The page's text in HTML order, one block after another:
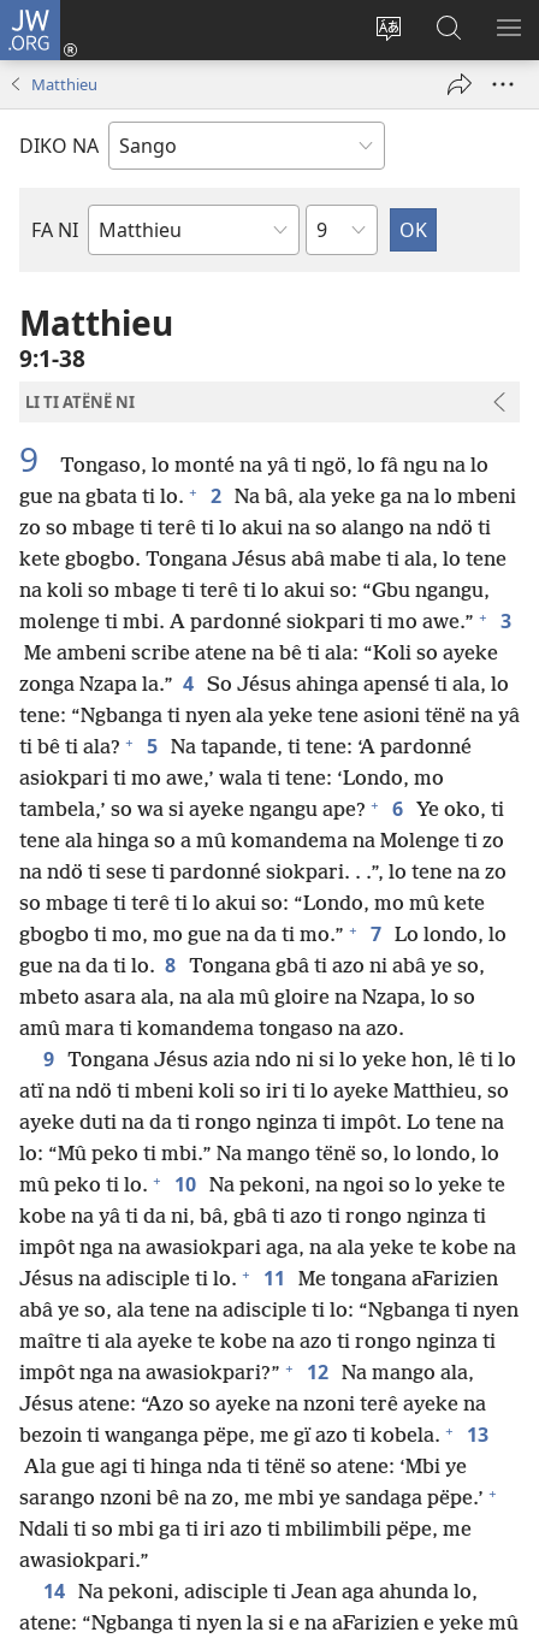
JW.ORG
Changé
na
ndö
connecté
fini
Gingo
aye
na
FA
Matthieu
DIKO NA
FA NI
Mbeti
Bible
Chapitre
Matthieu
9:1-38
LI TI ATËNË NI
9
Tongaso, lo monté na yâ ti ngö, lo fâ ngu na lo
gue na gbata ti lo. + 2 Na bâ, ala yeke ga na lo mbeni
zo so mbage ti terê ti lo akui na so alango na ndö ti
kete gbogbo. Tongana Jésus abâ mabe ti ala, lo tene
na koli so mbage ti terê ti lo akui so: “Gbu ngangu,
molenge ti mbi. A pardonné siokpari ti mo awe.” + 3
Me ambeni scribe atene na bê ti ala: “Koli so ayeke
zonga Nzapa la.” 4 So Jésus ahinga apensé ti ala, lo
tene: “Ngbanga ti nyen ala yeke tene asioni tënë na yâ
ti bê ti ala? + 5 Na tapande, ti tene: ‘A pardonné
asiokpari ti mo awe,’ wala ti tene: ‘Londo, mo
tambela,’ so wa si ayeke ngangu ape? + 6
Ye oko, ti
tene ala hinga so a mû komandema na Molenge ti zo
na ndö ti sese ti pardonné siokpari. . .”, lo tene na zo
so mbage ti terê ti lo akui so: “Londo, mo mû kete
gbogbo ti mo, mo gue na da ti mo.” + 7 Lo londo, lo
gue na da ti lo. 8 Tongana gbâ ti azo ni abâ ye so,
mbeto asara ala, na ala mû gloire na Nzapa, lo so
amû mara ti komandema tongaso na azo.
9 Tongana Jésus azia ndo ni si lo yeke hon, lê ti lo
atï na ndö ti mbeni koli so iri ti lo ayeke Matthieu, so
ayeke duti na da ti rongo nginza ti impôt. Lo tene na
lo: “Mû peko ti mbi.” Na mango tënë so, lo londo, lo
mû peko ti lo. + 10 Na pekoni, na ngoi so lo yeke te
kobe na yâ ti da ni, bâ, gbâ ti azo ti rongo nginza ti
impôt nga na awasiokpari aga, na ala yeke te kobe na
Jésus na adisciple ti lo. + 11
Me tongana aFarizien
abâ ye so, ala tene na adisciple ti lo: “Ngbanga ti nyen
maître ti ala ayeke te kobe na azo ti rongo nginza ti
impôt nga na awasiokpari?” + 12 Na mango ala,
Jésus atene: “Azo so ayeke na nzoni terê ayeke na
bezoin ti wanganga pëpe, me gï azo ti kobela. + 13
Ala gue agi ti hinga nda ti tënë so atene: ‘Mbi ye
sarango nzoni bê na zo, me mbi ye sandaga pëpe.’ +
Ndali ti so mbi ga ti iri azo ti mbilimbili pëpe, me
awasiokpari.”
14 Na pekoni, adisciple ti Jean aga ahunda lo,
atene: “Ngbanga ti nyen la si e na aFarizien e yeke mû